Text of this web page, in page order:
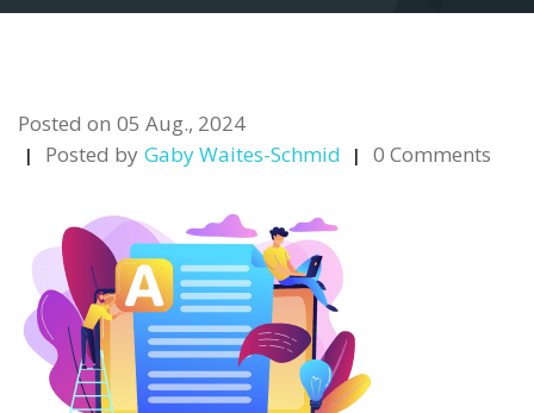
Posted on 05 Aug., 2024
Posted by Gaby Waites-Schmid 0 Comments